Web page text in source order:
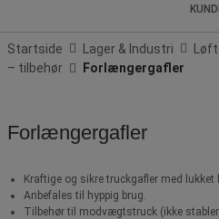
Startside Lager & Industri
– tilbehør
Forlængergafler
Forlængergafler
Kraftige og sikre truckgafler med
Anbefales til hyppig brug.
Tilbehør til modvægtstruck (ikke